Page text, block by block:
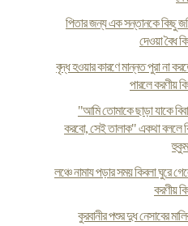
পিতার জন্য এক সন্তানকে কিছু
দেওয়া বৈধ
বৃদ্ধ হওয়ার কারণে মান্নত পুরা না
পারলে করণীয়
"আমি তোমাকে ছাড়া যাকে
করবো, সেই তালাক" একথা বললে
লঞ্চে নামায পড়ার সময় কিবলা ঘুরে
করণীয়
কুরবানীর পশুর দুধ নেসাবের